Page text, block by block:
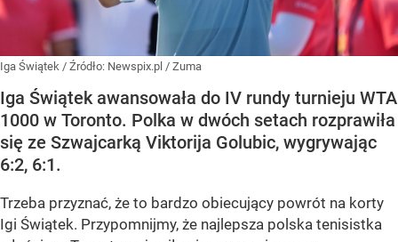
Iga Świątek / Źródło: Newspix.pl / Zuma
Iga Świątek awansowała do IV rundy turnieju WTA
1000 w Toronto. Polka w dwóch setach rozprawiła
się ze Szwajcarką Viktorija Golubic, wygrywając
6:2, 6:1.
Trzeba przyznać, że to bardzo obiecujący powrót na korty
Igi Świątek. Przypomnijmy, że najlepsza polska tenisistka